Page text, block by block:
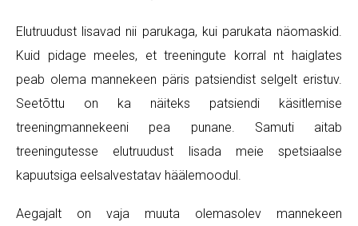
Elutruudust lisavad nii parukaga, kui parukata näomaskid.
Kuid pidage meeles, et treeningute korral nt haiglates
peab olema mannekeen päris patsiendist selgelt eristuv.
Seetõttu on ka näiteks patsiendi käsitlemise
treeningmannekeeni pea punane. Samuti aitab
treeningutesse elutruudust lisada meie spetsiaalse
kapuutsiga eelsalvestatav häälemoodul.
Aegajalt on vaja muuta olemasolev mannekeen